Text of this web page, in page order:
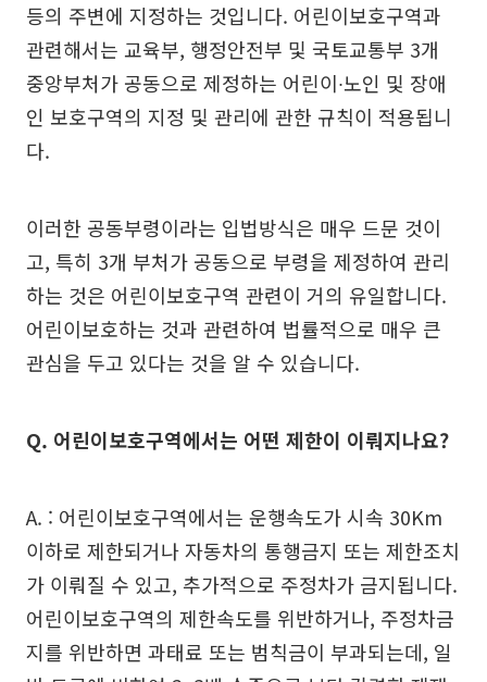
등의 주변에 지정하는 것입니다. 어린이보호구역과
관련해서는 교육부, 행정안전부 및 국토교통부 3개
중앙부처가 공동으로 제정하는 어린이∙노인 및 장애
인 보호구역의 지정 및 관리에 관한 규칙이 적용됩니
다.
이러한 공동부령이라는 입법방식은 매우 드문 것이
고, 특히 3개 부처가 공동으로 부령을 제정하여 관리
하는 것은 어린이보호구역 관련이 거의 유일합니다.
어린이보호하는 것과 관련하여 법률적으로 매우 큰
관심을 두고 있다는 것을 알 수 있습니다.
Q. 어린이보호구역에서는 어떤 제한이 이뤄지나요?
A. : 어린이보호구역에서는 운행속도가 시속 30Km
이하로 제한되거나 자동차의 통행금지 또는 제한조치
가 이뤄질 수 있고, 추가적으로 주정차가 금지됩니다.
어린이보호구역의 제한속도를 위반하거나, 주정차금
지를 위반하면 과태료 또는 범칙금이 부과되는데, 일